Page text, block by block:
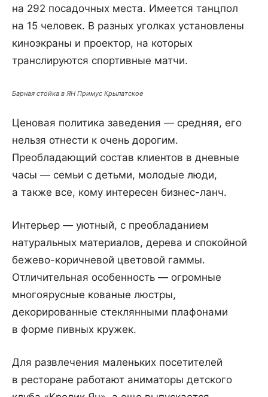
на 292 посадочных места. Имеется танцпол
на 15 человек. В разных уголках установлены
киноэкраны и проектор, на которых
транслируются спортивные матчи.
Барная стойка в ЯН Примус Крылатское
Ценовая политика заведения — средняя, его
нельзя отнести к очень дорогим.
Преобладающий состав клиентов в дневные
часы — семьи с детьми, молодые люди,
а также все, кому интересен бизнес-ланч.
Интерьер — уютный, с преобладанием
натуральных материалов, дерева и спокойной
бежево-коричневой цветовой гаммы.
Отличительная особенность — огромные
многоярусные кованые люстры,
декорированные стеклянными плафонами
в форме пивных кружек.
Для развлечения маленьких посетителей
в ресторане работают аниматоры детского